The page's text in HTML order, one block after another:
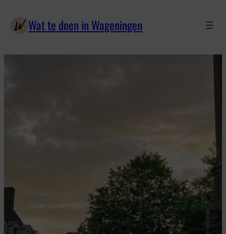
Wat te doen in Wageningen